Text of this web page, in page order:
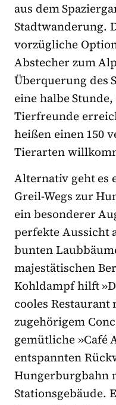
aus dem
Stadtwanderung.
vorzügliche
Abstecher zum
Überquerung des
eine halbe
Tierfreunde
heißen einen 150
Tierarten
Alternativ geht es
Greil-Wegs zur
ein besonderer
perfekte Aussicht
bunten
majestätischen
Kohldampf hilft
cooles
zugehörigem
gemütliche »Café
entspannten
Hungerburgbahn
Stationsgebäude.